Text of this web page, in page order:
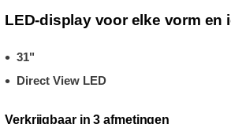
LED-display voor elke vorm en
31"
Direct View LED
Verkrijgbaar in 3 afmetingen